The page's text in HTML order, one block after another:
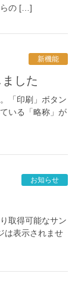
らの […]
新機能
した
「印刷」ボタン
いる「略称」が
お知らせ
取得可能なサン
は表示されませ